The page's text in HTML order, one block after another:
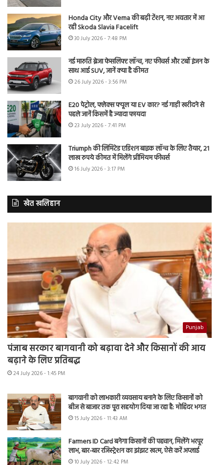
Honda City और Verna की बढ़ी टेंशन, नए अवतार में आ
रही Skoda Slavia Facelift
30 July 2026 - 7:48 PM
नई मारुति ब्रेजा फेसलिफ्ट लॉन्च, नए फीचर्स और टर्बो इंजन के
साथ आई SUV, जानें क्या है कीमत
26 July 2026 - 3:56 PM
E20 पेट्रोल, फ्लेक्स फ्यूल या EV कार? नई गाड़ी खरीदने से
पहले जानें किसमें है ज्यादा फायदा
23 July 2026 - 7:41 PM
Triumph की लिमिटेड एडिशन बाइक लॉन्च के लिए तैयार, 21
लाख रुपये कीमत में मिलेंगे प्रीमियम फीचर्स
16 July 2026 - 3:17 PM
खेत खलिहान
Punjab
पंजाब सरकार बागवानी को बढ़ावा देने और किसानों की आय
बढ़ाने के लिए प्रतिबद्ध
24 July 2026 - 1:45 PM
बागवानी को लाभकारी व्यवसाय बनाने के लिए किसानों को
बीज से बाजार तक पूरा सहयोग दिया जा रहा है: मोहिंदर भगत
15 July 2026 - 11:43 AM
Farmers ID Card बनेगा किसानों की पहचान, मिलेंगे भरपूर
लाभ, बार-बार रजिस्ट्रेशन का झंझट खत्म, ऐसे करें अप्लाई
10 July 2026 - 12:42 PM